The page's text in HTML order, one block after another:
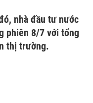
nhà đầu tư nước
phiên 8/7 với tổng
thị trường.